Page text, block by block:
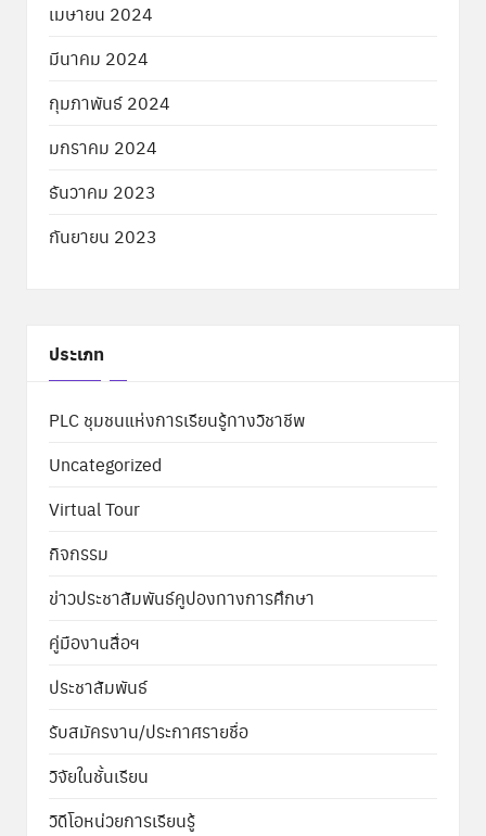
เมษายน 2024
มีนาคม 2024
กุมภาพันธ์ 2024
มกราคม 2024
ธันวาคม 2023
กันยายน 2023
ประเภท
PLC ชุมชนแห่งการเรียนรู้ทางวิชาชีพ
Uncategorized
Virtual Tour
กิจกรรม
ข่าวประชาสัมพันธ์คูปองทางการศึกษา
คู่มืองานสื่อฯ
ประชาสัมพันธ์
รับสมัครงาน/ประกาศรายชื่อ
วิจัยในชั้นเรียน
วิดีโอหน่วยการเรียนรู้